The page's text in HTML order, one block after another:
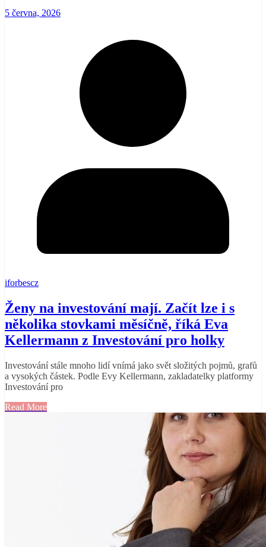
5 června, 2026
iforbescz
Ženy na investování mají. Začít lze i s
několika stovkami měsíčně, říká Eva
Kellermann z Investování pro holky
Investování stále mnoho lidí vnímá jako svět složitých pojmů, grafů
a vysokých částek. Podle Evy Kellermann, zakladatelky platformy
Investování pro
Read More